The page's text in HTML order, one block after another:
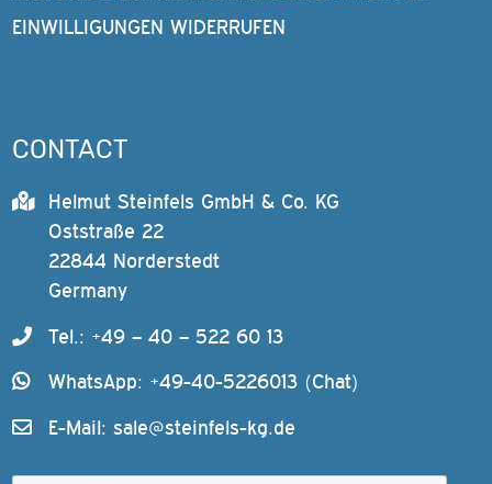
EINWILLIGUNGEN WIDERRUFEN
CONTACT
Helmut Steinfels GmbH & Co. KG
Oststraße 22
22844 Norderstedt
Germany
Tel.: +49 – 40 – 522 60 13
WhatsApp: +49-40-5226013 (Chat)
E-Mail: sale@steinfels-kg.de